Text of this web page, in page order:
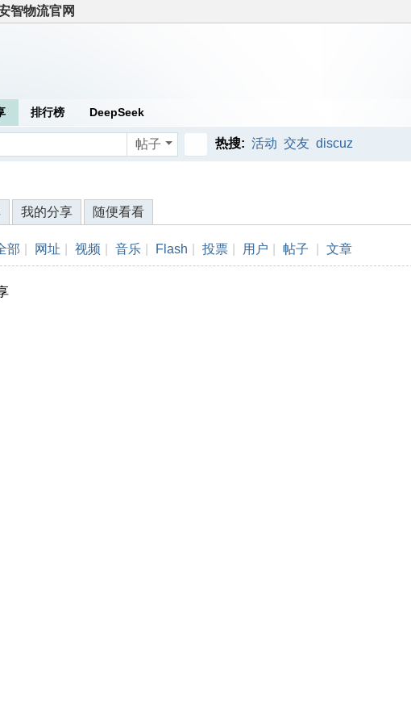
智物流官网
排行榜 DeepSeek
帖子 热搜: 活动 交友 discuz
我的分享 随便看看
部 网址 视频 音乐 Flash 投票 用户 帖子 文章